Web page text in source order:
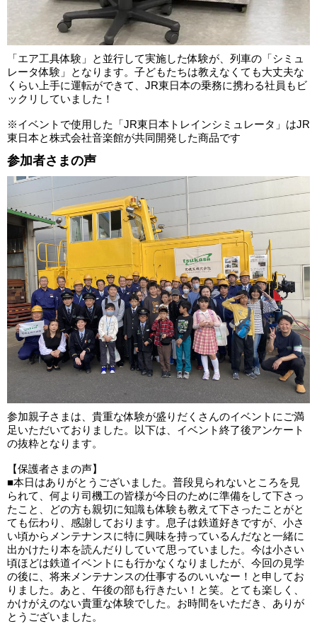
「エア工具体験」と並行して実施した体験が、列車の「シミュ
レータ体験」となります。子どもたちは教えなくても大丈夫な
くらい上手に運転ができて、JR東日本の乗務に携わる社員もビ
ックリしていました！
※イベントで使用した「JR東日本トレインシミュレータ」はJR
東日本と株式会社音楽館が共同開発した商品です
参加者さまの声
参加親子さまは、貴重な体験が盛りだくさんのイベントにご満
足いただいておりました。以下は、イベント終了後アンケート
の抜粋となります。
【保護者さまの声】
■本日はありがとうございました。普段見られないところを見
られて、何より司機工の皆様が今日のために準備をして下さっ
たこと、どの方も親切に知識も体験も教えて下さったことがと
ても伝わり、感謝しております。息子は鉄道好きですが、小さ
い頃からメンテナンスに特に興味を持っているんだなと一緒に
出かけたり本を読んだりしていて思っていました。今は小さい
頃ほどは鉄道イベントにも行かなくなりましたが、今回の見学
の後に、将来メンテナンスの仕事するのいいなー！と申してお
りました。あと、午後の部も行きたい！と笑。とても楽しく、
かけがえのない貴重な体験でした。お時間をいただき、ありが
とうございました。